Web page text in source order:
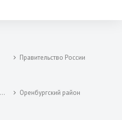
Правительство России
Оренбургский район